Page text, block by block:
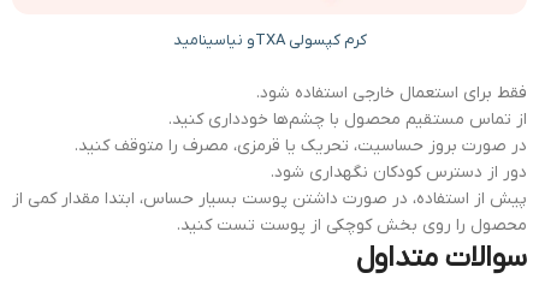
کرم کپسولی TXAو نیاسینامید
فقط برای استعمال خارجی استفاده شود.
از تماس مستقیم محصول با چشم‌ها خودداری کنید.
در صورت بروز حساسیت، تحریک یا قرمزی، مصرف را متوقف کنید.
دور از دسترس کودکان نگهداری شود.
پیش از استفاده، در صورت داشتن پوست بسیار حساس، ابتدا مقدار کمی از
محصول را روی بخش کوچکی از پوست تست کنید.
سوالات متداول